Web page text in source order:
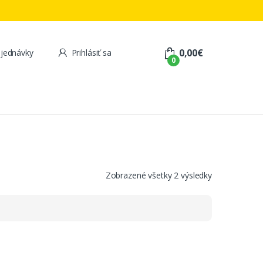
Prihlásiť sa
0
0,00€
Zobrazené všetky 2 výsledky